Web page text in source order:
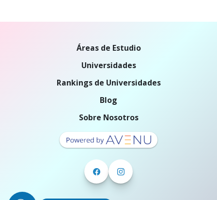
Áreas de Estudio
Universidades
Rankings de Universidades
Blog
Sobre Nosotros